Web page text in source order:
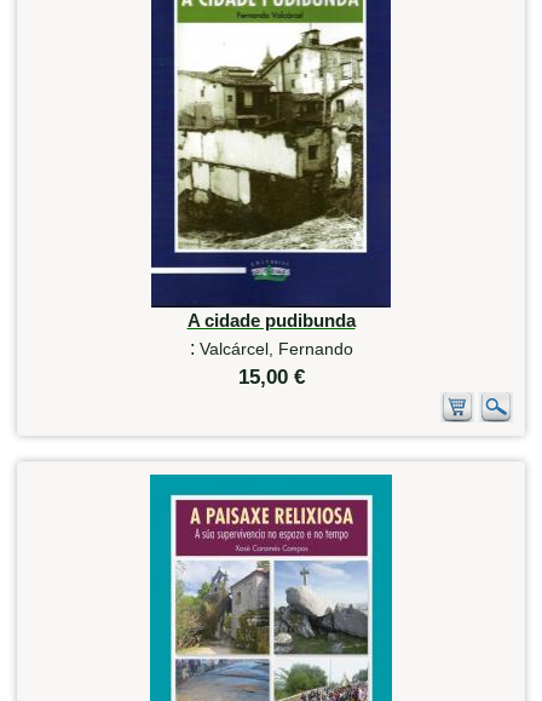
A cidade pudibunda
: Valcárcel, Fernando
15,00 €